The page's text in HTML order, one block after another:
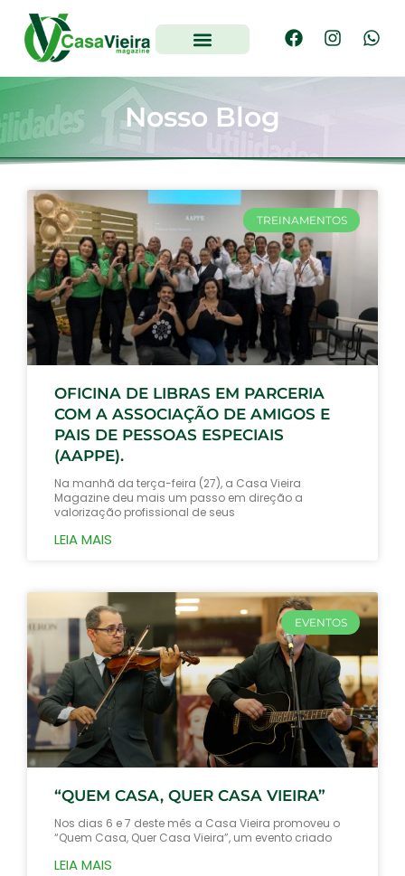
Nosso Blog
TREINAMENTOS
OFICINA DE LIBRAS EM PARCERIA
COM A ASSOCIAÇÃO DE AMIGOS E
PAIS DE PESSOAS ESPECIAIS
(AAPPE).
Na manhã da terça-feira (27), a Casa Vieira
Magazine deu mais um passo em direção a
valorização profissional de seus
LEIA MAIS
EVENTOS
“QUEM CASA, QUER CASA VIEIRA”
Nos dias 6 e 7 deste mês a Casa Vieira promoveu o
“Quem Casa, Quer Casa Vieira”, um evento criado
LEIA MAIS